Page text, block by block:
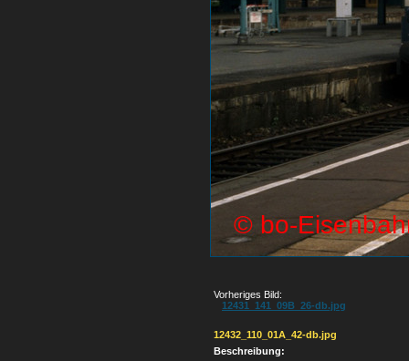
Vorheriges Bild:
12431_141_09B_26-db.jpg
12432_110_01A_42-db.jpg
Beschreibung: